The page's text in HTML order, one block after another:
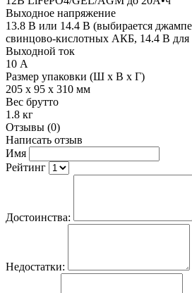
Выходное напряжение
13.8 В или 14.4 В (выбирается
свинцово-кислотных АКБ, 14.4 В для
Выходной ток
10 А
Размер упаковки (Ш х В х Г)
205 x 95 x 310 мм
Вес брутто
1.8 кг
Отзывы (0)
Написать отзыв
Имя
Рейтинг
Достоинства:
Недостатки: